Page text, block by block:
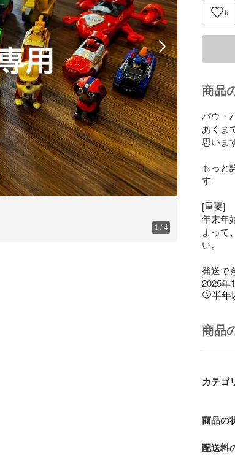
1 /4
6
商品
パウ・
あくま
思いま
もっと
す。
[重要]
年末年
よって
い。
発送で
2025年
半年
商品
カテゴ
商品の
配送料